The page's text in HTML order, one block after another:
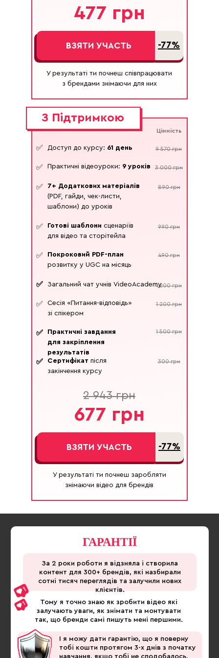
477 грн
У результаті ти почнеш співпрацювати
з брендами знімаючи для них
300 грн
Сертифікат після
закінчення курсу
✅
1 200 грн
Сесія «Питання-відповідь»
зі спікером
✅
1 500 грн
Практичні завдання
для закріплення
результатів
✅
1 200 грн
Загальний чат учнів VideoAcademy
✅
490 грн
Покроковий PDF-план
розвитку у UGC на місяць
✅
990 грн
Готові шаблони сценаріїв
для відео та сторітейла
✅
890 грн
7+ Додаткових матеріалів
(PDF, гайди, чек-листи,
шаблони) до уроків
✅
3 000 грн
Практичні відеоуроки: 9 уроків
✅
9 570 грн
Доступ до курсу: 61 день
✅
З Підтримкою
677 грн
2 943 грн
У результаті ти почнеш заробляти
знімаючи відео для брендів
Цінність
ВЗЯТИ УЧАСТЬ -77%
ВЗЯТИ УЧАСТЬ -77%
За 2 роки роботи я відзняла і створила
контент для 300+ брендів, які назбирали
сотні тисяч переглядів та залучили нових
клієнтів.
Тому я точно знаю як зробити відео які
залучають уваги, як знімати та монтувати
так, що бренди самі пишуть мені першими.
ГАРАНТІЇ
І я можу дати гарантію, що я поверну
тобі кошти протягом 3-х днів з початку
навчання, якщо тобі не сподобалось,